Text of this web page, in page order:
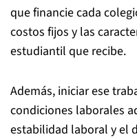
que financie cada
costos fijos y las
estudiantil que recibe.
Además, iniciar ese
condiciones laborales
estabilidad laboral y el